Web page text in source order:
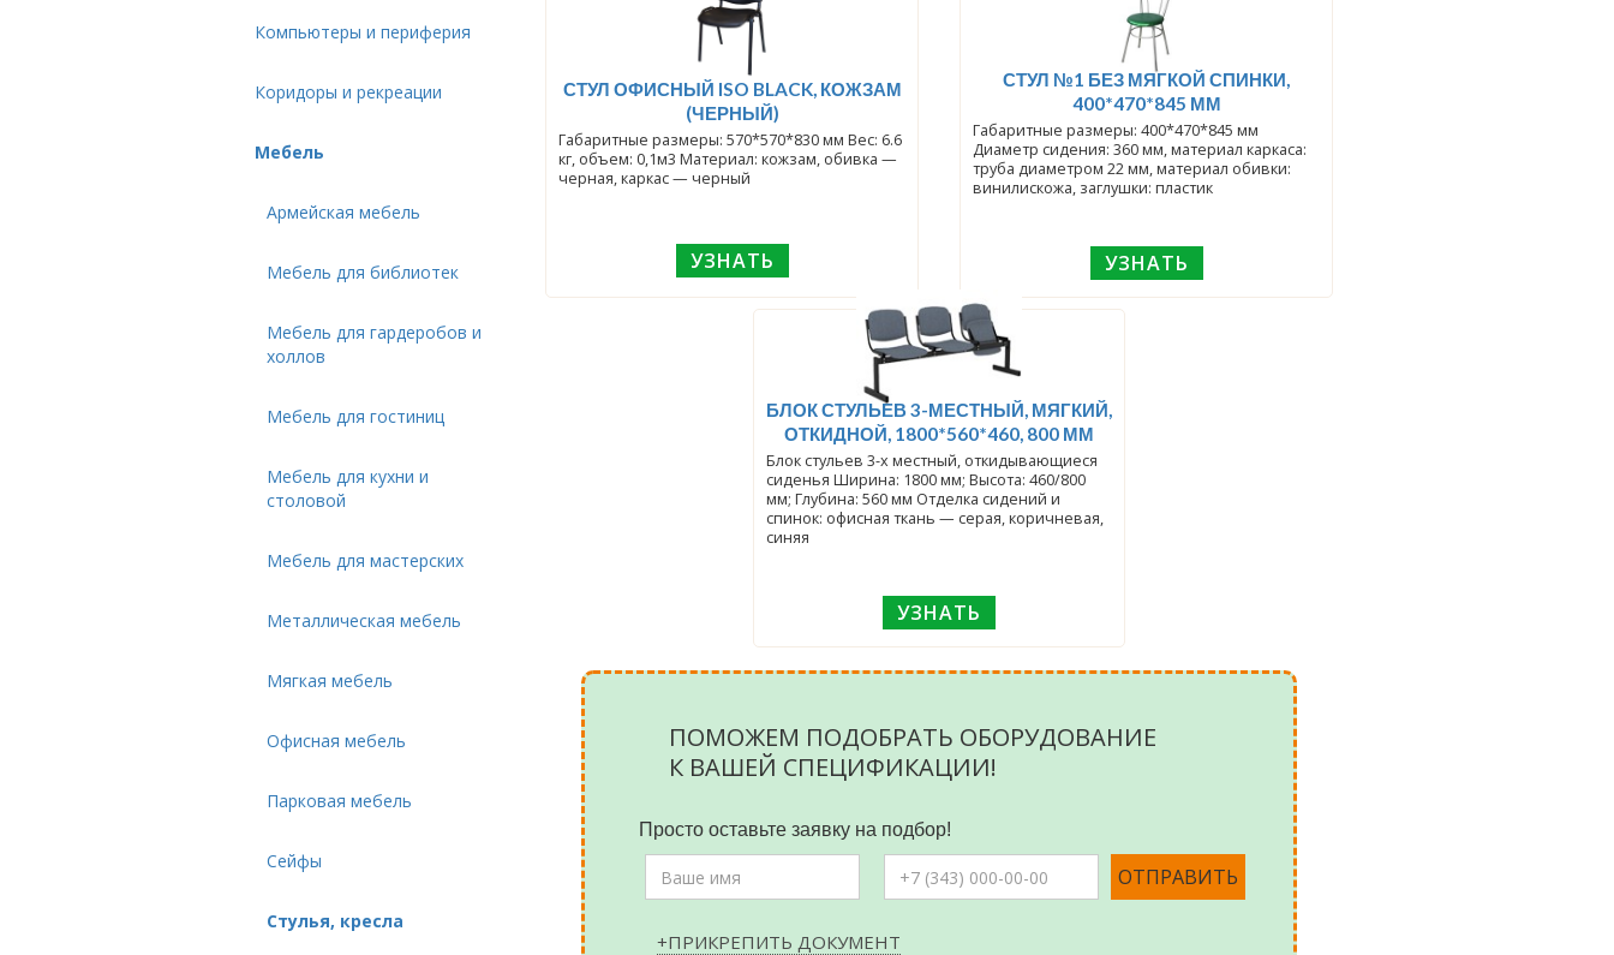
Компьютеры и периферия
Коридоры и рекреации
Мебель
Армейская мебель
Мебель для библиотек
Мебель для гардеробов и
холлов
Мебель для гостиниц
Мебель для кухни и
столовой
Мебель для мастерских
Металлическая мебель
Мягкая мебель
Офисная мебель
Парковая мебель
Сейфы
Стулья, кресла
СТУЛ ОФИСНЫЙ ISO BLACK, КОЖЗАМ
(ЧЕРНЫЙ)
Габаритные размеры: 570*570*830 мм Вес: 6.6
кг, объем: 0,1м3 Материал: кожзам, обивка —
черная, каркас — черный
УЗНАТЬ
СТУЛ №1 БЕЗ МЯГКОЙ СПИНКИ,
400*470*845 ММ
Габаритные размеры: 400*470*845 мм
Диаметр сидения: 360 мм, материал каркаса:
труба диаметром 22 мм, материал обивки:
винилискожа, заглушки: пластик
УЗНАТЬ
БЛОК СТУЛЬЕВ 3-МЕСТНЫЙ, МЯГКИЙ,
ОТКИДНОЙ, 1800*560*460, 800 ММ
Блок стульев 3-х местный, откидывающиеся
сиденья Ширина: 1800 мм; Высота: 460/800
мм; Глубина: 560 мм Отделка сидений и
спинок: офисная ткань — серая, коричневая,
синяя
УЗНАТЬ
ПОМОЖЕМ ПОДОБРАТЬ ОБОРУДОВАНИЕ
К ВАШЕЙ СПЕЦИФИКАЦИИ!
Просто оставьте заявку на подбор!
+ПРИКРЕПИТЬ ДОКУМЕНТ